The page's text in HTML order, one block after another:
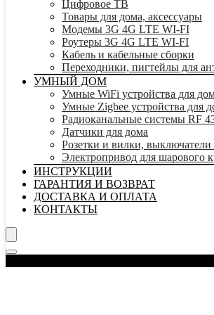
Цифровое ТВ
Товары для дома, аксессуары
Модемы 3G 4G LTE WI-FI
Роутеры 3G 4G LTE WI-FI
Кабель и кабельные сборки
Переходники, пигтейлы для
УМНЫЙ ДОМ
Умные WiFi устройства для
Умные Zigbee устройства для
Радиоканальные системы RF
Датчики для дома
Розетки и вилки,
Электропривод для шарового
ИНСТРУКЦИИ
ГАРАНТИЯ И ВОЗВРАТ
ДОСТАВКА И ОПЛАТА
КОНТАКТЫ